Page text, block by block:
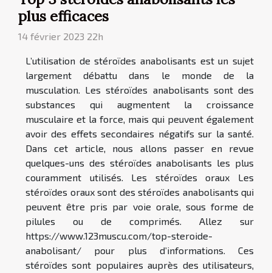
plus efficaces
14 février 2023 22h
L’utilisation de stéroïdes anabolisants est un sujet
largement débattu dans le monde de la
musculation. Les stéroïdes anabolisants sont des
substances qui augmentent la croissance
musculaire et la force, mais qui peuvent également
avoir des effets secondaires négatifs sur la santé.
Dans cet article, nous allons passer en revue
quelques-uns des stéroïdes anabolisants les plus
couramment utilisés. Les stéroïdes oraux Les
stéroïdes oraux sont des stéroïdes anabolisants qui
peuvent être pris par voie orale, sous forme de
pilules ou de comprimés. Allez sur
https://www.123muscu.com/top-steroide-
anabolisant/ pour plus d’informations. Ces
stéroïdes sont populaires auprès des utilisateurs,